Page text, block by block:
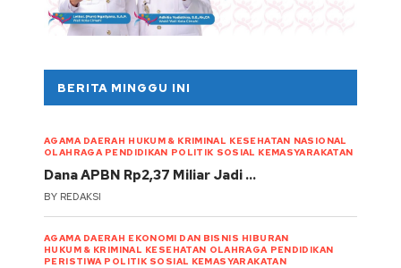
BERITA MINGGU INI
AGAMA DAERAH HUKUM & KRIMINAL KESEHATAN NASIONAL
OLAHRAGA PENDIDIKAN POLITIK SOSIAL KEMASYARAKATAN
Dana APBN Rp2,37 Miliar Jadi …
BY REDAKSI
AGAMA DAERAH EKONOMI DAN BISNIS HIBURAN
HUKUM & KRIMINAL KESEHATAN OLAHRAGA PENDIDIKAN
PERISTIWA POLITIK SOSIAL KEMASYARAKATAN